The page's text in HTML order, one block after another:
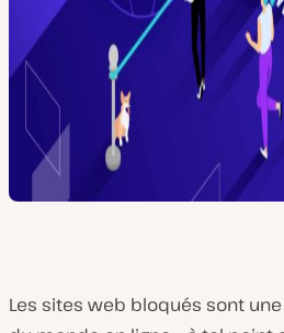
Les sites web bloqués sont